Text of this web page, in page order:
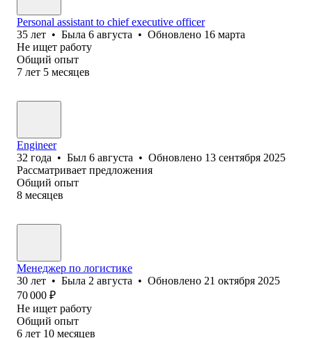
Personal assistant to chief executive officer
35 лет • Была 6 августа • Обновлено 16 марта
Не ищет работу
Общий опыт
7 лет 5 месяцев
Engineer
32 года • Был 6 августа • Обновлено 13 сентября 2025
Рассматривает предложения
Общий опыт
8 месяцев
Менеджер по логистике
30 лет • Была 2 августа • Обновлено 21 октября 2025
70 000 ₽
Не ищет работу
Общий опыт
6 лет 10 месяцев